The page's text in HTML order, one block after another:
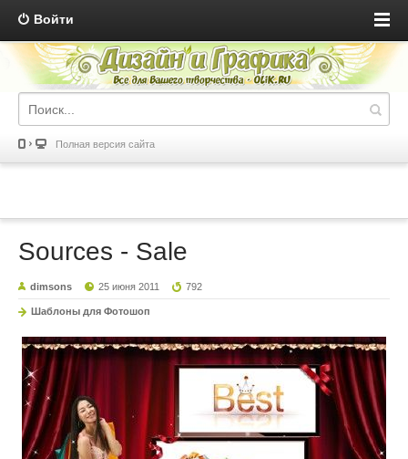
Войти
Полная версия сайта
Sources - Sale
dimsons 25 июня 2011 792
Шаблоны для Фотошоп